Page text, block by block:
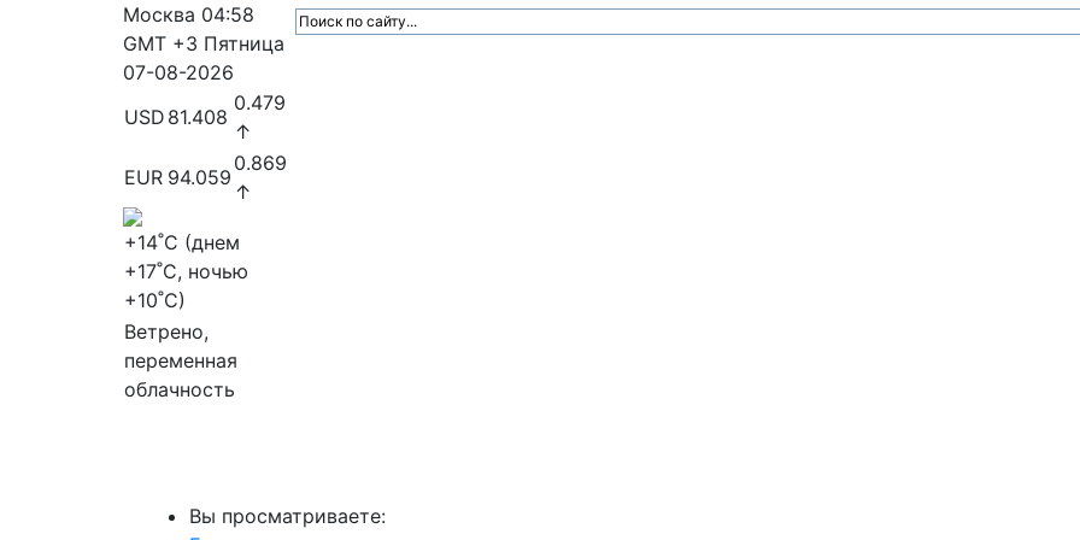
Москва 04:58
GMT +3 Пятница
07-08-2026
USD 81.408
0.479
↑
EUR 94.059
0.869
↑
+14˚C (днем
+17˚C, ночью
+10˚C)
Ветрено,
переменная
облачность
Вы просматриваете: